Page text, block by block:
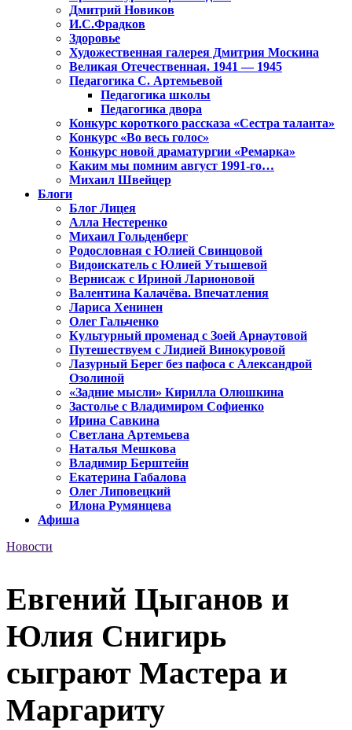
Дмитрий Новиков
И.С.Фрадков
Здоровье
Художественная галерея Дмитрия Москина
Великая Отечественная. 1941 — 1945
Педагогика С. Артемьевой
Педагогика школы
Педагогика двора
Конкурс короткого рассказа «Сестра таланта»
Конкурс «Во весь голос»
Конкурс новой драматургии «Ремарка»
Каким мы помним август 1991-го…
Михаил Швейцер
Блоги
Блог Лицея
Алла Нестеренко
Михаил Гольденберг
Родословная с Юлией Свинцовой
Видоискатель с Юлией Утышевой
Вернисаж с Ириной Ларионовой
Валентина Калачёва. Впечатления
Лариса Хенинен
Олег Гальченко
Культурный променад с Зоей Арнаутовой
Путешествуем с Лидией Винокуровой
Лазурный Берег без пафоса с Александрой
Озолиной
«Задние мысли» Кирилла Олюшкина
Застолье с Владимиром Софиенко
Ирина Савкина
Светлана Артемьева
Наталья Мешкова
Владимир Берштейн
Екатерина Габалова
Олег Липовецкий
Илона Румянцева
Афиша
Новости
Евгений Цыганов и
Юлия Снигирь
сыграют Мастера и
Маргариту